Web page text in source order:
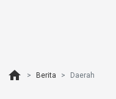
home Berita Daerah